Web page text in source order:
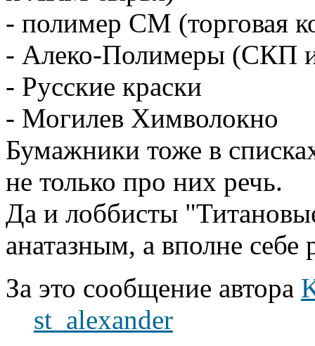
- полимер СМ (торговая
- Алеко-Полимеры (СКП
- Русские краски
- Могилев Химволокно
Бумажники тоже в
не только про них речь.
Да и лоббисты
анатазным, а вполне
За это сообщение автора
st_alexander